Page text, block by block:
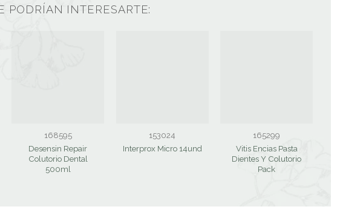
PODRÍAN INTERESARTE:
168595
Desensin Repair
Colutorio Dental
500ml
153024
Interprox Micro 14und
165299
Vitis Encias Pasta
Dientes Y Colutorio
Pack